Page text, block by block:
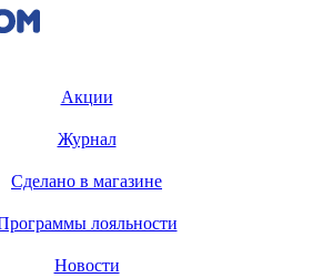
Акции
Журнал
Сделано в магазине
лояльности
Новости